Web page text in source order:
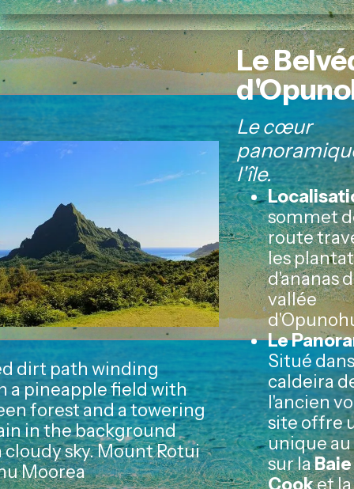
Le
Le cœur
l'île.
sommet
route
les
d'ananas
vallée
Le
Situé
caldeira
l'ancien
site offre
unique
sur la
Cooket la